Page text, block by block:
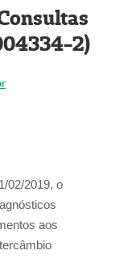
2)
02/2019, o
aos